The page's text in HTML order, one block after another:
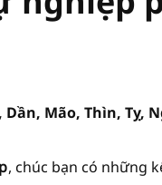
Mão, Thìn, Tỵ,
, chúc bạn có những